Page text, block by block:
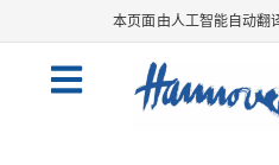
本页面由人工智能自动翻